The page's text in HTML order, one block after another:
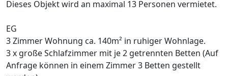
Dieses Objekt wird an maximal 13 Personen vermietet.
EG
3 Zimmer Wohnung ca. 140m² in ruhiger Wohnlage.
3 x große Schlafzimmer mit je 2 getrennten Betten (Auf
Anfrage können in einem Zimmer 3 Betten gestellt